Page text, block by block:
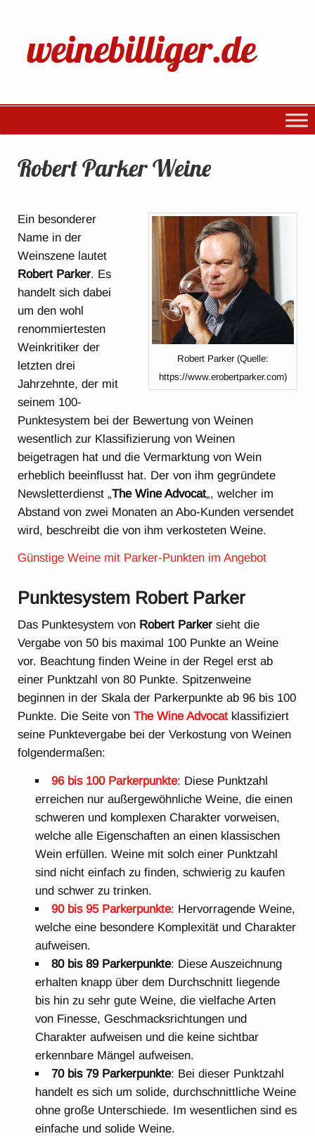
Robert Parker Weine
Robert Parker (Quelle:
https://www.erobertparker.com)
Ein besonderer
Name in der
Weinszene lautet
Robert Parker. Es
handelt sich dabei
um den wohl
renommiertesten
Weinkritiker der
letzten drei
Jahrzehnte, der mit
seinem 100-
Punktesystem bei der Bewertung von Weinen
wesentlich zur Klassifizierung von Weinen
beigetragen hat und die Vermarktung von Wein
erheblich beeinflusst hat. Der von ihm gegründete
Newsletterdienst „The Wine Advocat„, welcher im
Abstand von zwei Monaten an Abo-Kunden versendet
wird, beschreibt die von ihm verkosteten Weine.
Günstige Weine mit Parker-Punkten im Angebot
Punktesystem Robert Parker
Das Punktesystem von Robert Parker sieht die
Vergabe von 50 bis maximal 100 Punkte an Weine
vor. Beachtung finden Weine in der Regel erst ab
einer Punktzahl von 80 Punkte. Spitzenweine
beginnen in der Skala der Parkerpunkte ab 96 bis 100
Punkte. Die Seite vonThe Wine Advocatklassifiziert
seine Punktevergabe bei der Verkostung von Weinen
folgendermaßen:
96 bis 100 Parkerpunkte: Diese Punktzahl
erreichen nur außergewöhnliche Weine, die einen
schweren und komplexen Charakter vorweisen,
welche alle Eigenschaften an einen klassischen
Wein erfüllen. Weine mit solch einer Punktzahl
sind nicht einfach zu finden, schwierig zu kaufen
und schwer zu trinken.
90 bis 95 Parkerpunkte: Hervorragende Weine,
welche eine besondere Komplexität und Charakter
aufweisen.
80 bis 89 Parkerpunkte: Diese Auszeichnung
erhalten knapp über dem Durchschnitt liegende
bis hin zu sehr gute Weine, die vielfache Arten
von Finesse, Geschmacksrichtungen und
Charakter aufweisen und die keine sichtbar
erkennbare Mängel aufweisen.
70 bis 79 Parkerpunkte: Bei dieser Punktzahl
handelt es sich um solide, durchschnittliche Weine
ohne große Unterschiede. Im wesentlichen sind es
einfache und solide Weine.